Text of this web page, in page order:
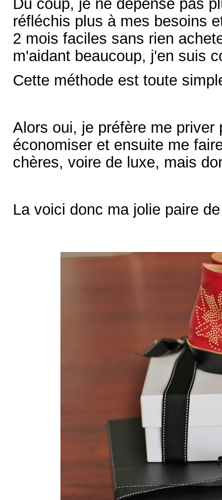
réfléchis plus à mes besoins
2 mois faciles sans rien
m'aidant beaucoup, j'en suis
Cette méthode est toute
Alors oui, je préfère me
économiser et ensuite me
chères, voire de luxe, mais
La voici donc ma jolie paire